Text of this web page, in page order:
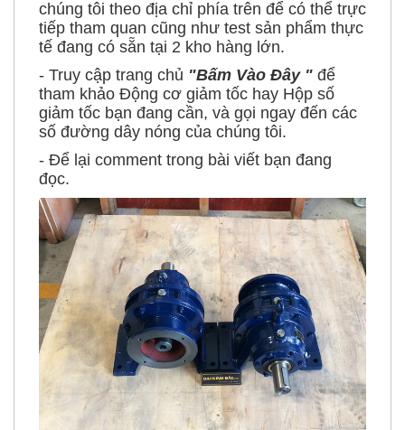
chúng tôi theo địa chỉ phía trên để có thể trực
tiếp tham quan cũng như test sản phẩm thực
tế đang có sẵn tại 2 kho hàng lớn.
- Truy cập trang chủ "Bấm Vào Đây " để
tham khảo Động cơ giảm tốc hay Hộp số
giảm tốc bạn đang cần, và gọi ngay đến các
số đường dây nóng của chúng tôi.
- Để lại comment trong bài viết bạn đang
đọc.